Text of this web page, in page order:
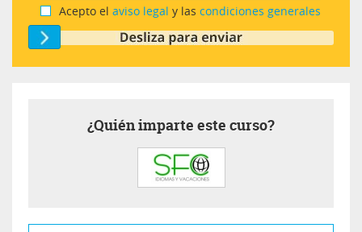
Acepto el aviso legal y las condiciones generales
¿Quién imparte este curso?